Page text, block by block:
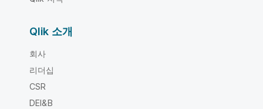
Qlik 소개
회사
리더십
CSR
DEI&B